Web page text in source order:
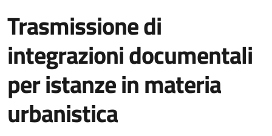
Trasmissione di
integrazioni documentali
per istanze in materia
urbanistica